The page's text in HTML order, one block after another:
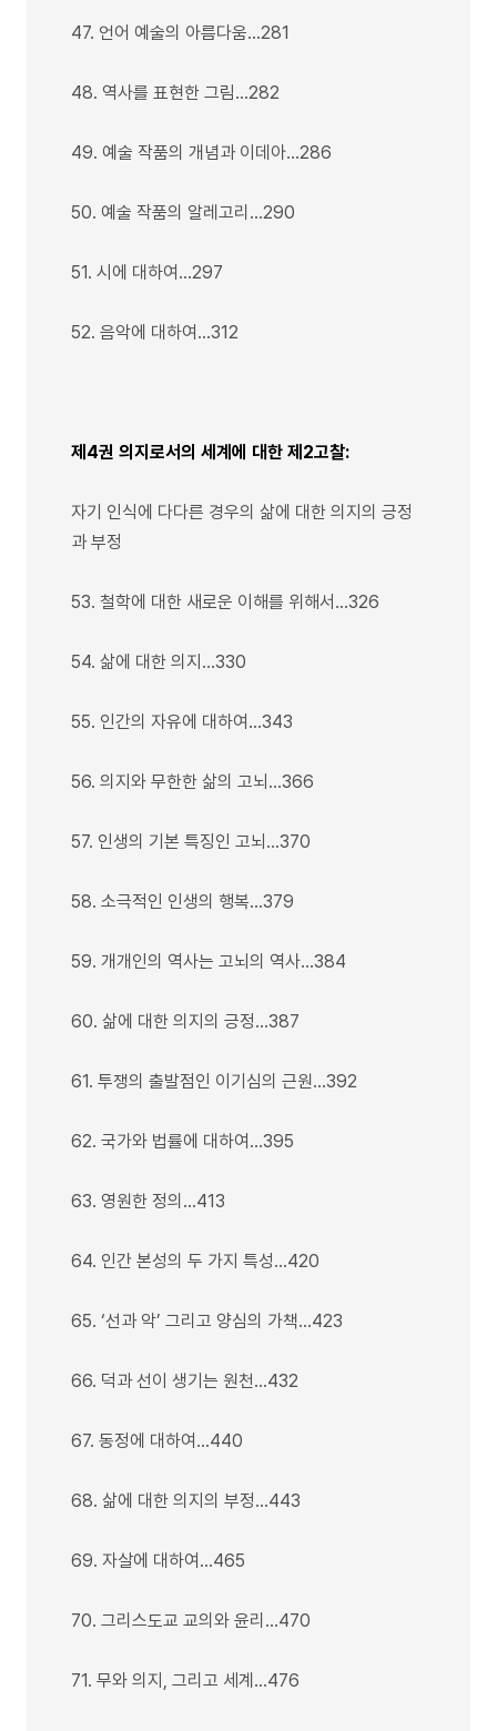
47. 언어 예술의 아름다움…281
48. 역사를 표현한 그림…282
49. 예술 작품의 개념과 이데아…286
50. 예술 작품의 알레고리…290
51. 시에 대하여…297
52. 음악에 대하여…312
제4권 의지로서의 세계에 대한 제2고찰:
자기 인식에 다다른 경우의 삶에 대한 의지의 긍정
과 부정
53. 철학에 대한 새로운 이해를 위해서…326
54. 삶에 대한 의지…330
55. 인간의 자유에 대하여…343
56. 의지와 무한한 삶의 고뇌…366
57. 인생의 기본 특징인 고뇌…370
58. 소극적인 인생의 행복…379
59. 개개인의 역사는 고뇌의 역사…384
60. 삶에 대한 의지의 긍정…387
61. 투쟁의 출발점인 이기심의 근원…392
62. 국가와 법률에 대하여…395
63. 영원한 정의…413
64. 인간 본성의 두 가지 특성…420
65. ‘선과 악’ 그리고 양심의 가책…423
66. 덕과 선이 생기는 원천…432
67. 동정에 대하여…440
68. 삶에 대한 의지의 부정…443
69. 자살에 대하여…465
70. 그리스도교 교의와 윤리…470
71. 무와 의지, 그리고 세계…476